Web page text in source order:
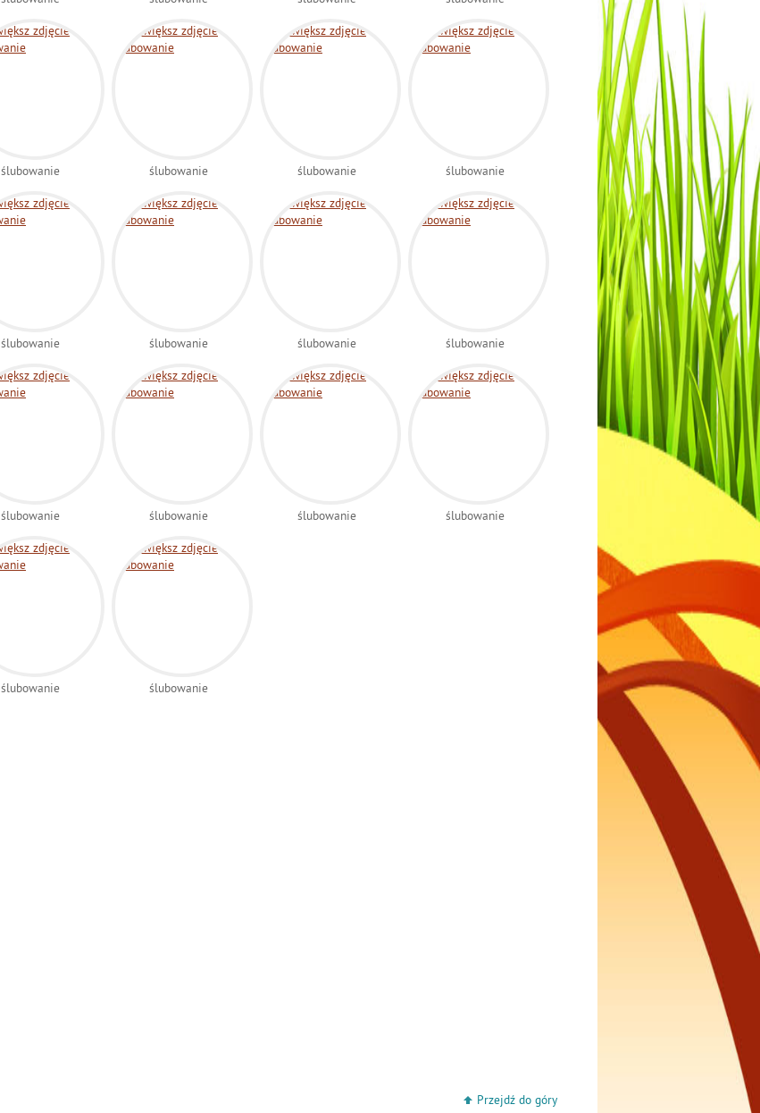
ślubowanie ślubowanie ślubowanie ślubowanie
ślubowanie ślubowanie ślubowanie ślubowanie
ślubowanie ślubowanie ślubowanie ślubowanie
ślubowanie ślubowanie
Przejdź do góry